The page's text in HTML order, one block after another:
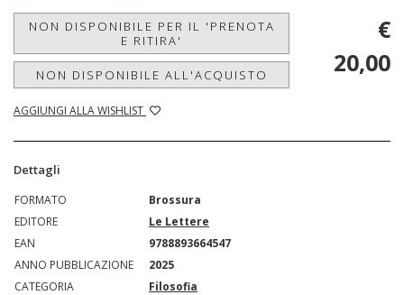
NON DISPONIBILE PER IL 'PRENOTA
E RITIRA'
NON DISPONIBILE ALL'ACQUISTO
AGGIUNGI ALLA WISHLIST
€
20,00
Dettagli
FORMATO
Brossura
EDITORE
Le Lettere
EAN
9788893664547
ANNO PUBBLICAZIONE
2025
CATEGORIA
Filosofia